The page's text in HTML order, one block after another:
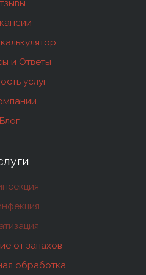
и Ответы
услуг
Блог
от запахов
обработка